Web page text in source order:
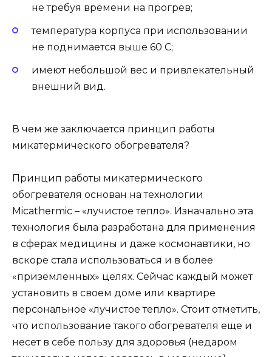
не требуя времени на прогрев;
температура корпуса при использовании
не поднимается выше 60 С;
имеют небольшой вес и привлекательный
внешний вид.
В чем же заключается принцип работы
микатермического обогревателя?
Принцип работы микатермического
обогревателя основан на технологии
Micathermic – «лучистое тепло». Изначально эта
технология была разработана для применения
в сферах медицины и даже космонавтики, но
вскоре стала использоваться и в более
«приземленных» целях. Сейчас каждый может
установить в своем доме или квартире
персональное «лучистое тепло». Стоит отметить,
что использование такого обогревателя еще и
несет в себе пользу для здоровья (недаром